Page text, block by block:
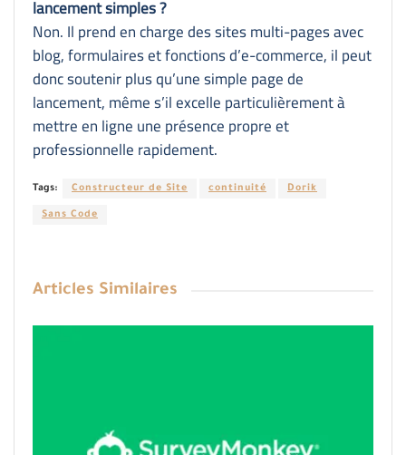
lancement simples ?
Non. Il prend en charge des sites multi-pages avec
blog, formulaires et fonctions d’e-commerce, il peut
donc soutenir plus qu’une simple page de
lancement, même s’il excelle particulièrement à
mettre en ligne une présence propre et
professionnelle rapidement.
Tags: Constructeur de Site continuité Dorik
Sans Code
Articles Similaires